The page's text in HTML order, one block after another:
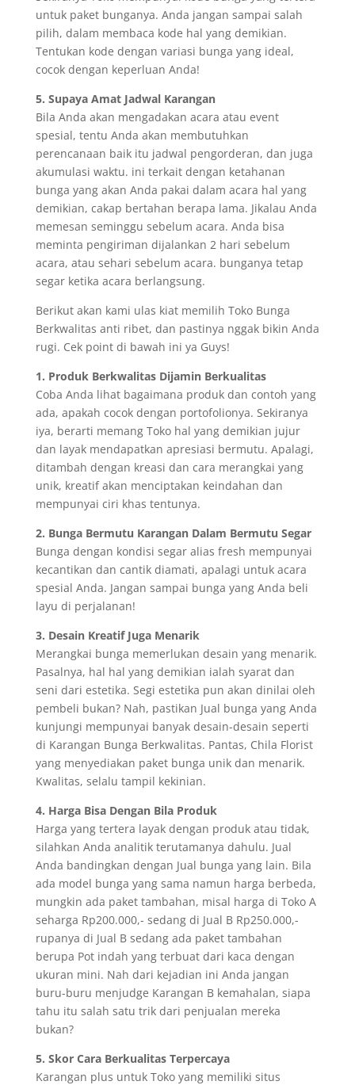
untuk paket bunganya. Anda jangan sampai salah
pilih, dalam membaca kode hal yang demikian.
Tentukan kode dengan variasi bunga yang ideal,
cocok dengan keperluan Anda!
5. Supaya Amat Jadwal Karangan
Bila Anda akan mengadakan acara atau event
spesial, tentu Anda akan membutuhkan
perencanaan baik itu jadwal pengorderan, dan juga
akumulasi waktu. ini terkait dengan ketahanan
bunga yang akan Anda pakai dalam acara hal yang
demikian, cakap bertahan berapa lama. Jikalau Anda
memesan seminggu sebelum acara. Anda bisa
meminta pengiriman dijalankan 2 hari sebelum
acara, atau sehari sebelum acara. bunganya tetap
segar ketika acara berlangsung.
Berikut akan kami ulas kiat memilih Toko Bunga
Berkwalitas anti ribet, dan pastinya nggak bikin Anda
rugi. Cek point di bawah ini ya Guys!
1. Produk Berkwalitas Dijamin Berkualitas
Coba Anda lihat bagaimana produk dan contoh yang
ada, apakah cocok dengan portofolionya. Sekiranya
iya, berarti memang Toko hal yang demikian jujur
dan layak mendapatkan apresiasi bermutu. Apalagi,
ditambah dengan kreasi dan cara merangkai yang
unik, kreatif akan menciptakan keindahan dan
mempunyai ciri khas tentunya.
2. Bunga Bermutu Karangan Dalam Bermutu Segar
Bunga dengan kondisi segar alias fresh mempunyai
kecantikan dan cantik diamati, apalagi untuk acara
spesial Anda. Jangan sampai bunga yang Anda beli
layu di perjalanan!
3. Desain Kreatif Juga Menarik
Merangkai bunga memerlukan desain yang menarik.
Pasalnya, hal hal yang demikian ialah syarat dan
seni dari estetika. Segi estetika pun akan dinilai oleh
pembeli bukan? Nah, pastikan Jual bunga yang Anda
kunjungi mempunyai banyak desain-desain seperti
di Karangan Bunga Berkwalitas. Pantas, Chila Florist
yang menyediakan paket bunga unik dan menarik.
Kwalitas, selalu tampil kekinian.
4. Harga Bisa Dengan Bila Produk
Harga yang tertera layak dengan produk atau tidak,
silahkan Anda analitik terutamanya dahulu. Jual
Anda bandingkan dengan Jual bunga yang lain. Bila
ada model bunga yang sama namun harga berbeda,
mungkin ada paket tambahan, misal harga di Toko A
seharga Rp200.000,- sedang di Jual B Rp250.000,-
rupanya di Jual B sedang ada paket tambahan
berupa Pot indah yang terbuat dari kaca dengan
ukuran mini. Nah dari kejadian ini Anda jangan
buru-buru menjudge Karangan B kemahalan, siapa
tahu itu salah satu trik dari penjualan mereka
bukan?
5. Skor Cara Berkualitas Terpercaya
Karangan plus untuk Toko yang memiliki situs